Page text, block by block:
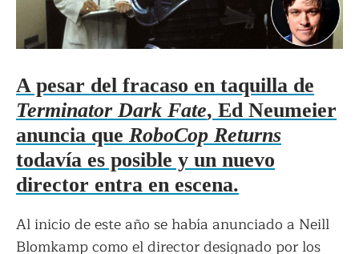
A pesar del fracaso en taquilla de
Terminator Dark Fate, Ed Neumeier
anuncia que RoboCop Returns
todavía es posible y un nuevo
director entra en escena.
Al inicio de este año se había anunciado a Neill
Blomkamp como el director designado por los